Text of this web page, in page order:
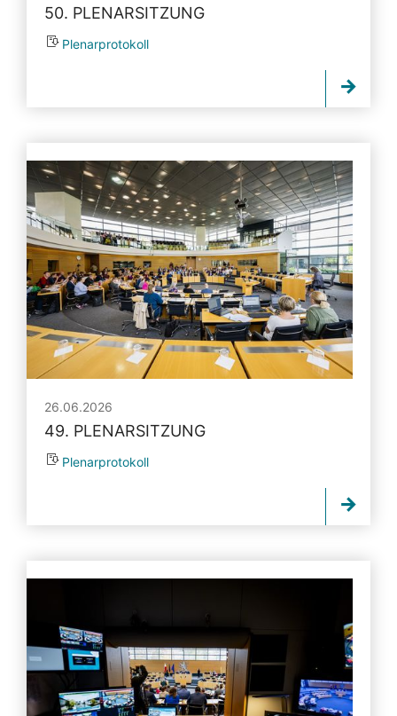
50. PLENARSITZUNG
Plenarprotokoll
26.06.2026
49. PLENARSITZUNG
Plenarprotokoll